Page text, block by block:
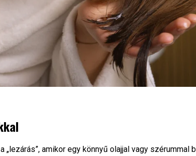
„lezárás”, amikor egy könnyű olajjal vagy szérummal